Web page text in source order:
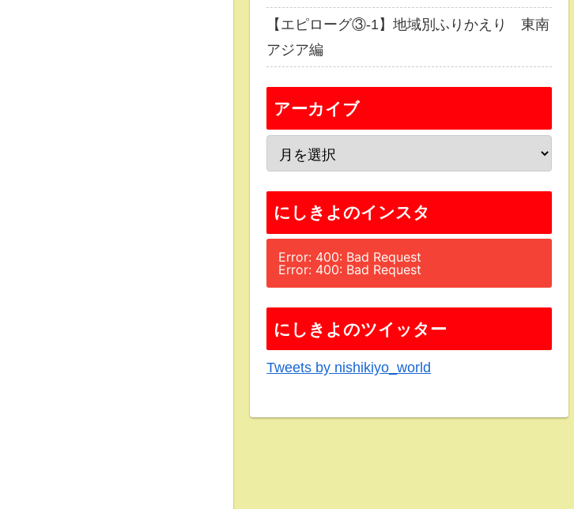
【エピローグ③-1】地域別ふりかえり 東南
アジア編
アーカイブ
にしきよのインスタ
Error: 400: Bad Request
Error: 400: Bad Request
にしきよのツイッター
Tweets by nishikiyo_world